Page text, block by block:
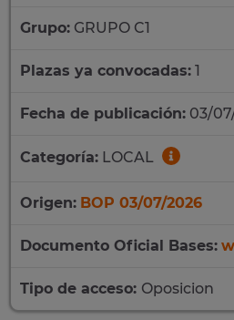
Grupo: GRUPO C1
Plazas ya convocadas: 1
Fecha de publicación: 03/
Categoría: LOCAL
Origen: BOP 03/07/2026
Documento Oficial Bases:
Tipo de acceso: Oposicion